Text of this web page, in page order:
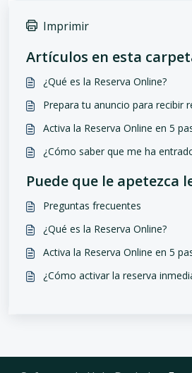
Imprimir
Artículos en esta
¿Qué es la Reserva Online?
Prepara tu anuncio para recibir
Activa la Reserva Online en 5
¿Cómo saber que me ha
Puede que le apetezca
Preguntas frecuentes
¿Qué es la Reserva Online?
Activa la Reserva Online en 5
¿Cómo activar la reserva